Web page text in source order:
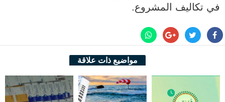
في تكاليف المشروع.
مواضيع ذات علاقة